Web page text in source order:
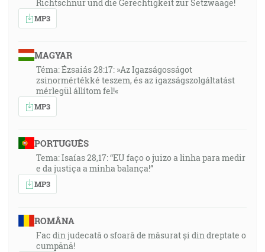
Richtschnur und die Gerechtigkeit zur Setzwaage!
MP3
MAGYAR
Téma: Ézsaiás 28:17: »Az Igazságosságot
zsinormértékké teszem, és az igazságszolgáltatást
mérlegül állítom fel!«
MP3
PORTUGUÊS
Tema: Isaías 28,17: “EU faço o juizo a linha para medir
e da justiça a minha balança!”
MP3
ROMÂNA
Fac din judecată o sfoară de măsurat și din dreptate o
cumpănă!